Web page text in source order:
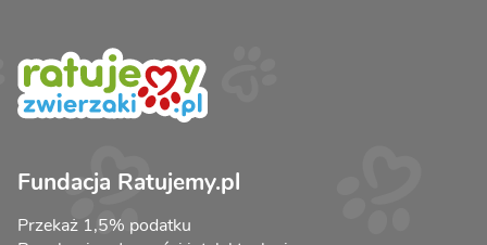
Fundacja Ratujemy.pl
Przekaż 1,5% podatku